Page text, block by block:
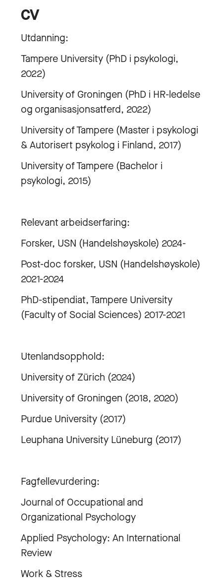
CV
Utdanning:
Tampere University (PhD i psykologi,
2022)
University of Groningen (PhD i HR-ledelse
og organisasjonsatferd, 2022)
University of Tampere (Master i psykologi
& Autorisert psykolog i Finland, 2017)
University of Tampere (Bachelor i
psykologi, 2015)
Relevant arbeidserfaring:
Forsker, USN (Handelshøyskole) 2024-
Post-doc forsker, USN (Handelshøyskole)
2021-2024
PhD-stipendiat, Tampere University
(Faculty of Social Sciences) 2017-2021
Utenlandsopphold:
University of Zürich (2024)
University of Groningen (2018, 2020)
Purdue University (2017)
Leuphana University Lüneburg (2017)
Fagfellevurdering:
Journal of Occupational and
Organizational Psychology
Applied Psychology: An International
Review
Work & Stress